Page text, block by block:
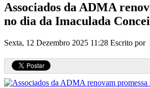
Associados da ADMA
no dia da Imaculada
Sexta, 12 Dezembro 2025 11:28 Escrito por